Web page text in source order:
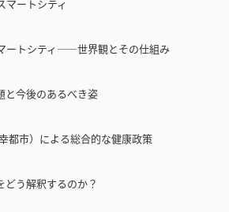
マートシティ
ートシティ――世界観とその仕組み
と今後のあるべき姿
都市）による総合的な健康政策
どう解釈するのか？